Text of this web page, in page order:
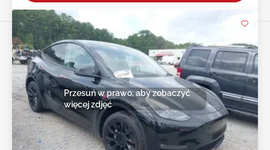
Przesuń w prawo, aby zobaczyć
więcej zdjęć